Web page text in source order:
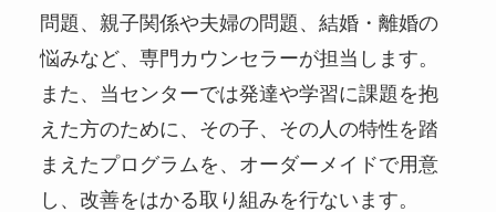
問題、親子関係や夫婦の問題、結婚・離婚の
悩みなど、専門カウンセラーが担当します。
また、当センターでは発達や学習に課題を抱
えた方のために、その子、その人の特性を踏
まえたプログラムを、オーダーメイドで用意
し、改善をはかる取り組みを行ないます。